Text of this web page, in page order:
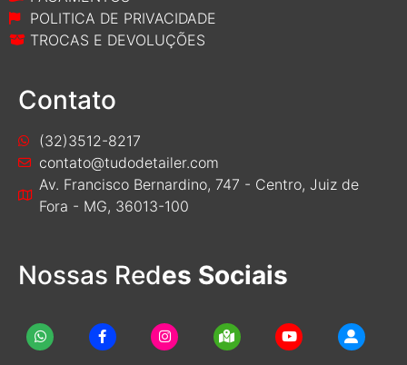
POLITICA DE PRIVACIDADE
TROCAS E DEVOLUÇÕES
Contato
(32)3512-8217
contato@tudodetailer.com
Av. Francisco Bernardino, 747 - Centro, Juiz de
Fora - MG, 36013-100
Nossas Redes Sociais